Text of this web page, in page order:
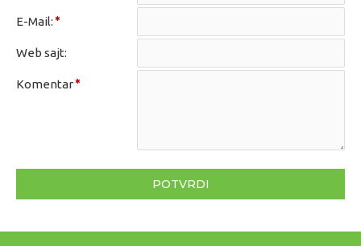
E-Mail:
Web sajt:
Komentar
POTVRDI